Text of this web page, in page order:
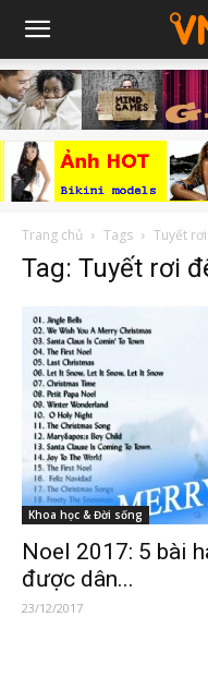
Trang chủ Tags Tuyết
Tag: Tuyết rơi
Khoa học & Đời sống
Noel 2017: 5 bài
được dân...
23/12/2017